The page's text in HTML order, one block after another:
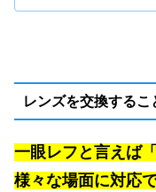
レンズを交換する
一眼レフと言えば
様々な場面に対応